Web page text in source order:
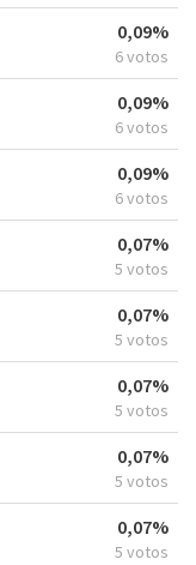
0,09%
6 votos
0,09%
6 votos
0,09%
6 votos
0,07%
5 votos
0,07%
5 votos
0,07%
5 votos
0,07%
5 votos
0,07%
5 votos